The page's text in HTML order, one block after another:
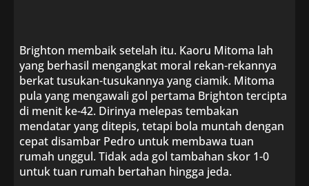
Brighton membaik setelah itu. Kaoru Mitoma lah
yang berhasil mengangkat moral rekan-rekannya
berkat tusukan-tusukannya yang ciamik. Mitoma
pula yang mengawali gol pertama Brighton tercipta
di menit ke-42. Dirinya melepas tembakan
mendatar yang ditepis, tetapi bola muntah dengan
cepat disambar Pedro untuk membawa tuan
rumah unggul. Tidak ada gol tambahan skor 1-0
untuk tuan rumah bertahan hingga jeda.